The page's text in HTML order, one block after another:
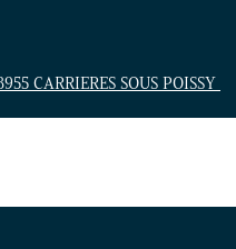
CARRIERES SOUS POISSY